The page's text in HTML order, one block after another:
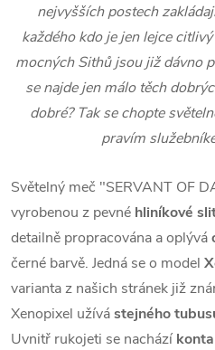
nejvyšších postech
každého kdo je jen lejce
mocných Sithů jsou již dávno
se najde jen málo těch
dobré? Tak se chopte
pravím
Světelný meč "SERVANT OF
vyrobenou z pevné hliníkové
detailně propracována a oplývá
černé barvě. Jedná se o model
varianta z našich stránek již
Xenopixel užívástejného
Uvnitř rukojeti se nachází